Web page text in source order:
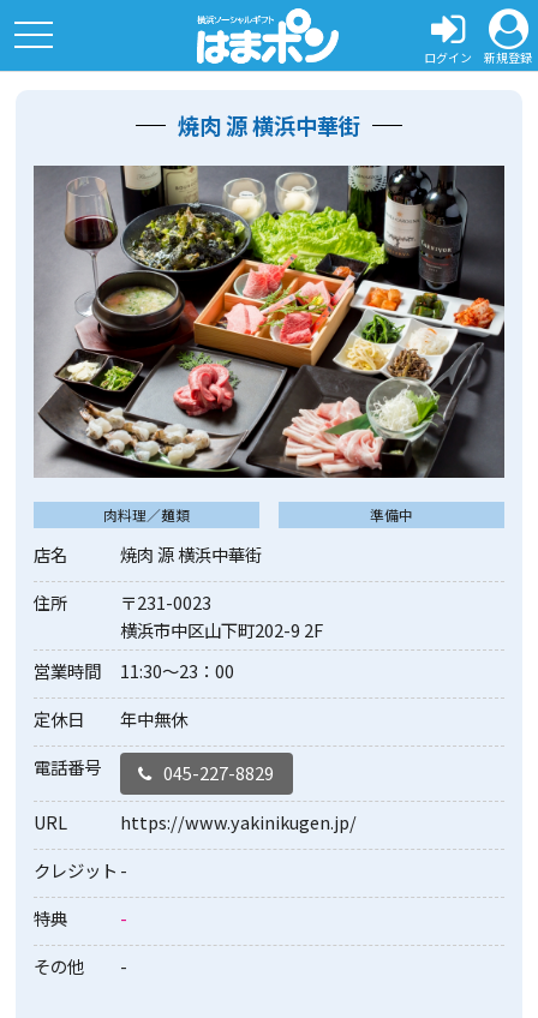
ログイン 新規登録
toggle
navigation
焼肉 源 横浜中華街
肉料理／麺類 準備中
店名
焼肉 源 横浜中華街
住所
〒231-0023
横浜市中区山下町202-9 2F
営業時間
11:30～23：00
定休日
年中無休
電話番号
045-227-8829
URL
https://www.yakinikugen.jp/
クレジット -
特典
-
その他
-